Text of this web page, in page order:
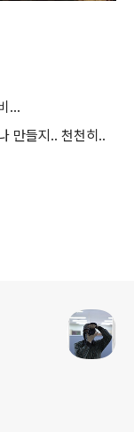
...
만들지.. 천천히..